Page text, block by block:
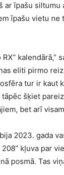
īpašu siltumu
īpašu vietu ne
kalendārā,”
eliti pirmo
tur ir kaut
šķiet
bet arī
2023. gada
kļuva par
posmā. Tas